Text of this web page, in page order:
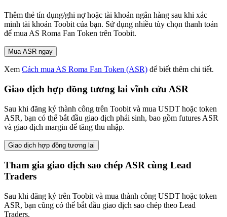
Thêm thẻ tín dụng/ghi nợ hoặc tài khoản ngân hàng sau khi xác
minh tài khoản Toobit của bạn. Sử dụng nhiều tùy chọn thanh toán
để mua AS Roma Fan Token trên Toobit.
Mua ASR ngay
Xem Cách mua AS Roma Fan Token (ASR) để biết thêm chi tiết.
Giao dịch hợp đồng tương lai vĩnh cửu ASR
Sau khi đăng ký thành công trên Toobit và mua USDT hoặc token
ASR, bạn có thể bắt đầu giao dịch phái sinh, bao gồm futures ASR
và giao dịch margin để tăng thu nhập.
Giao dịch hợp đồng tương lai
Tham gia giao dịch sao chép ASR cùng Lead
Traders
Sau khi đăng ký trên Toobit và mua thành công USDT hoặc token
ASR, bạn cũng có thể bắt đầu giao dịch sao chép theo Lead
Traders.